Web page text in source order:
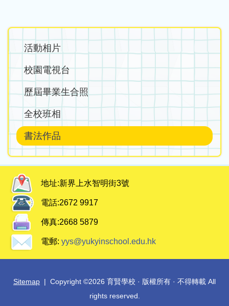
Main
navigation
活動相片
校園電視台
歷屆畢業生合照
全校班相
書法作品
地址:新界上水智明街3號
電話:2672 9917
傳真:2668 5879
電郵: yys@yukyinschool.edu.hk
Sitemap | Copyright ©2026 育賢學校 · 版權所有 · 不得轉載 All
rights reserved.